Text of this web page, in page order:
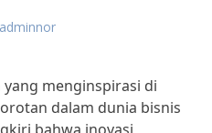
adminnor
menginspirasi di
dalam dunia bisnis